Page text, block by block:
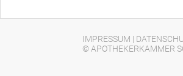
IMPRESSUM |
© APOTHEKERKAMMER